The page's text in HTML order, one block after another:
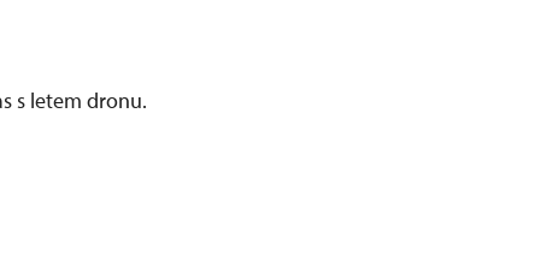
s letem dronu.